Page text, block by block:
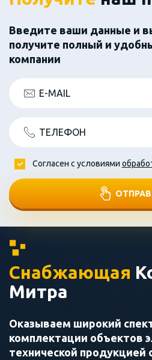
Введите ваши данные и
получите полный и
компании
E-MAIL
ТЕЛЕФОН
Согласен с условиями
Снабжающая
Митра
Оказываем широкий
комплектации объектов
технической продукцией